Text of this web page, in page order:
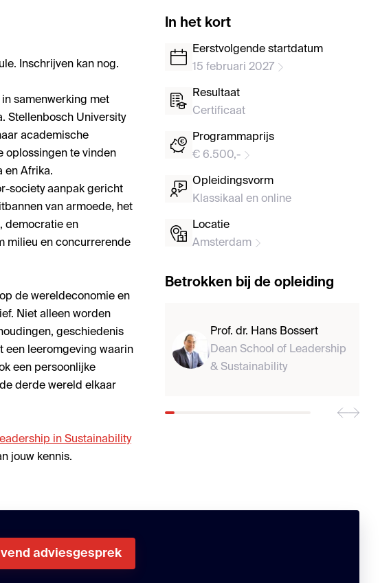
Inschrijven kan nog.
samenwerking met
Stellenbosch University
academische
oplossingen te vinden
en Afrika.
society aanpak gericht
van armoede, het
democratie en
milieu en concurrerende
de wereldeconomie en
Niet alleen worden
geschiedenis
een leeromgeving waarin
een persoonlijke
derde wereld elkaar
in Sustainability
jouw kennis.
In het kort
Eerstvolgende startdatum
15 februari 2027
Resultaat
Certificaat
Programmaprijs
€ 6.500,-
Opleidingsvorm
Klassikaal en online
Locatie
Amsterdam
Betrokken bij de opleiding
Prof. dr. Hans Bossert
Dean School of Leadership
& Sustainability
adviesgesprek